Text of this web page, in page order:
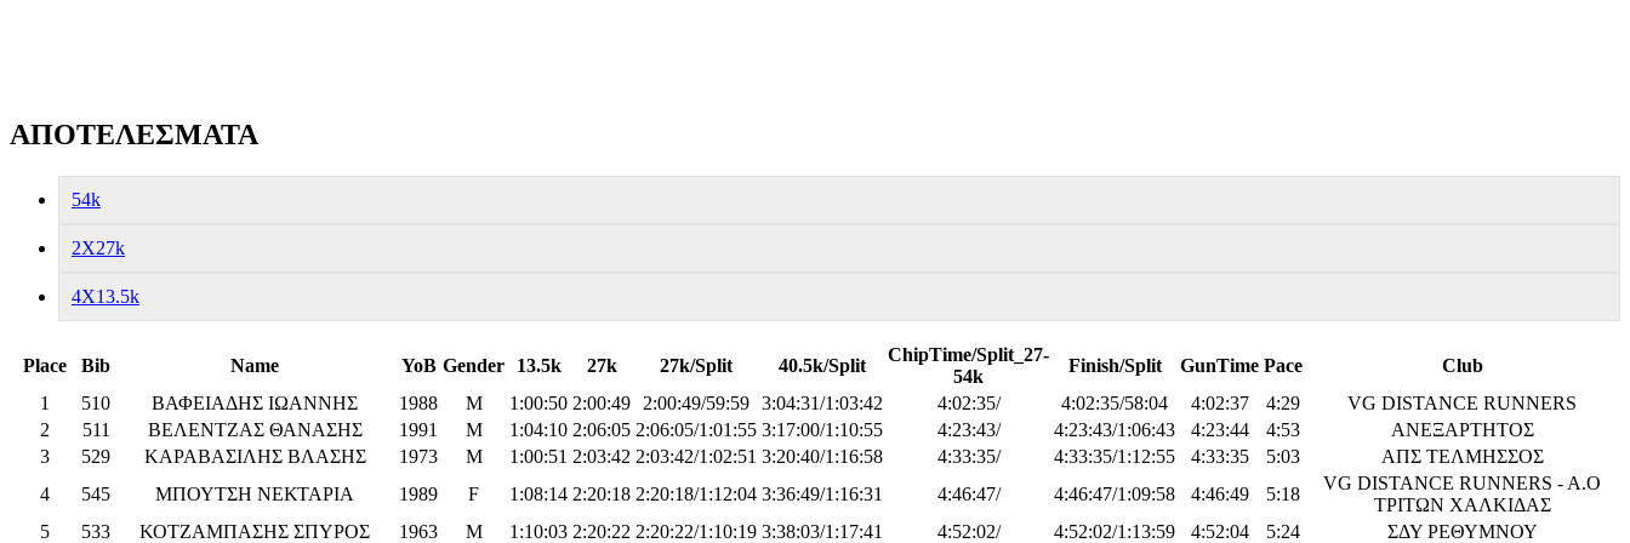
ΑΠΟΤΕΛΕΣΜΑΤΑ
54k
2X27k
4X13.5k
Place Bib Name YoB Gender 13.5k 27k 27k/Split 40.5k/Split
ChipTime/Split_27-
54k
Finish/Split GunTime Pace
Club
1
510 ΒΑΦΕΙΑΔΗΣ ΙΩΑΝΝΗΣ 1988 M 1:00:50 2:00:49 2:00:49/59:59 3:04:31/1:03:42 4:02:35/ 4:02:35/58:04 4:02:37 4:29
VG DISTANCE RUNNERS
2
511 ΒΕΛΕΝΤΖΑΣ ΘΑΝΑΣΗΣ 1991 M 1:04:10 2:06:05 2:06:05/1:01:55 3:17:00/1:10:55 4:23:43/ 4:23:43/1:06:43 4:23:44 4:53
ΑΝΕΞΑΡΤΗΤΟΣ
3
529 ΚΑΡΑΒΑΣΙΛΗΣ ΒΛΑΣΗΣ 1973 M 1:00:51 2:03:42 2:03:42/1:02:51 3:20:40/1:16:58 4:33:35/ 4:33:35/1:12:55 4:33:35 5:03
ΑΠΣ ΤΕΛΜΗΣΣΟΣ
4
545 ΜΠΟΥΤΣΗ ΝΕΚΤΑΡΙΑ 1989 F 1:08:14 2:20:18 2:20:18/1:12:04 3:36:49/1:16:31 4:46:47/ 4:46:47/1:09:58 4:46:49 5:18
VG DISTANCE RUNNERS - A.O
ΤΡΙΤΩΝ ΧΑΛΚΙΔΑΣ
5
533 ΚΟΤΖΑΜΠΑΣΗΣ ΣΠΥΡΟΣ 1963 M 1:10:03 2:20:22 2:20:22/1:10:19 3:38:03/1:17:41 4:52:02/ 4:52:02/1:13:59 4:52:04 5:24
ΣΔΥ ΡΕΘΥΜΝΟΥ